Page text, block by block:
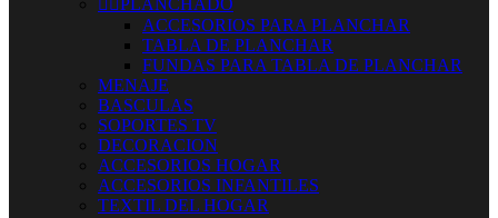
 PLANCHADO
ACCESORIOS PARA PLANCHAR
TABLA DE PLANCHAR
FUNDAS PARA TABLA DE PLANCHAR
MENAJE
BASCULAS
SOPORTES TV
DECORACION
ACCESORIOS HOGAR
ACCESORIOS INFANTILES
TEXTIL DEL HOGAR